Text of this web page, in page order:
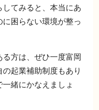
てみると、本当にあ
困らない環境が整っ
方は、ぜひ一度富岡
起業補助制度もあり
緒にかなえましょ